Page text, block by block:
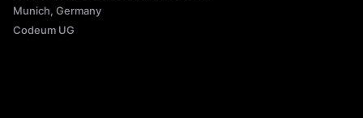
Munich, Germany
Codeum UG